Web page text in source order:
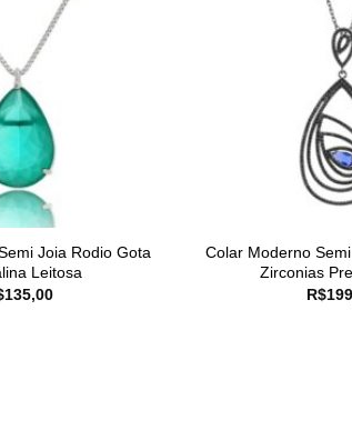
Joia Rodio Gota
Leitosa
135,00
Colar Moderno
Zirconias
R$